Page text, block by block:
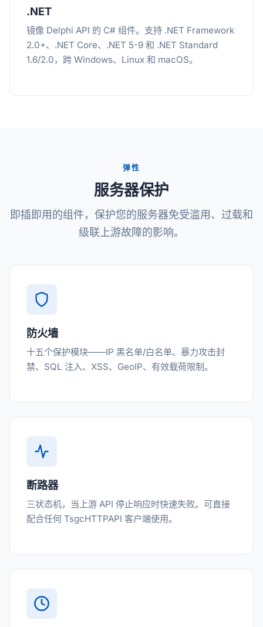
.NET
镜像 Delphi API 的 C# 组件。支持 .NET Framework
2.0+、.NET Core、.NET 5-9 和 .NET Standard
1.6/2.0，跨 Windows、Linux 和 macOS。
弹性
服务器保护
即插即用的组件，保护您的服务器免受滥用、过载和
级联上游故障的影响。
防火墙
十五个保护模块——IP 黑名单/白名单、暴力攻击封
禁、SQL 注入、XSS、GeoIP、有效载荷限制。
断路器
三状态机，当上游 API 停止响应时快速失败。可直接
配合任何 TsgcHTTPAPI 客户端使用。